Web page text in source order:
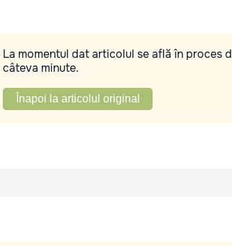
La momentul dat articolul se află în proces
câteva minute.
Înapoi la articolul original